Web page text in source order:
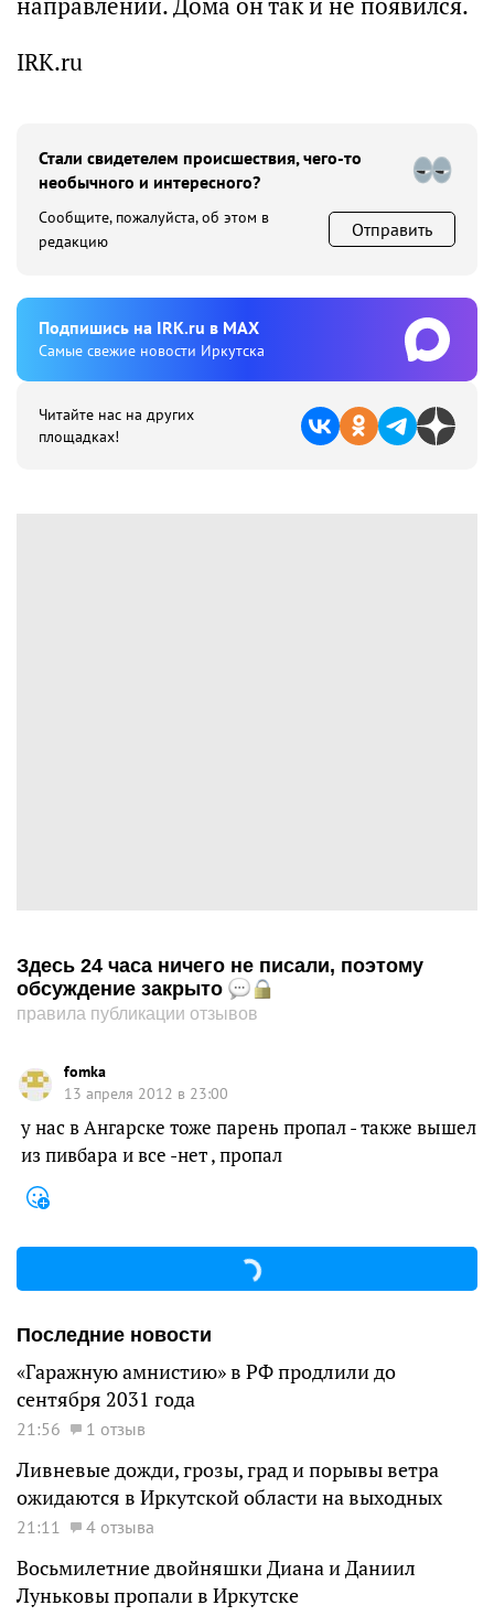
направлении. Дома он так и не появился.
IRK.ru
Стали свидетелем происшествия, чего-то
необычного и интересного?
Сообщите, пожалуйста, об этом в
редакцию
Отправить
Подпишиcь на IRK.ru в MAX
Cамые свежие новости Иркутска
Читайте нас на других
площадках!
Здесь 24 часа ничего не писали, поэтому
обсуждение закрыто
правила публикации отзывов
fomka
13 апреля 2012 в 23:00
у нас в Ангарске тоже парень пропал - также вышел
из пивбара и все -нет , пропал
Последние новости
«Гаражную амнистию» в РФ продлили до
сентября 2031 года
21:56 1 отзыв
Ливневые дожди, грозы, град и порывы ветра
ожидаются в Иркутской области на выходных
21:11 4 отзыва
Восьмилетние двойняшки Диана и Даниил
Луньковы пропали в Иркутске